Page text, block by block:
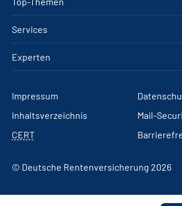
Services
Experten
Impressum
Inhaltsverzeichnis
Mail-
CERT
© Deutsche Rentenversicherung 2026